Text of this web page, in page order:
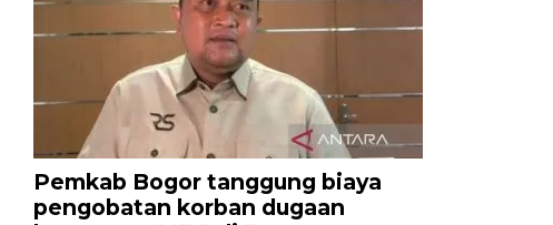
Pemkab Bogor tanggung biaya
pengobatan korban dugaan